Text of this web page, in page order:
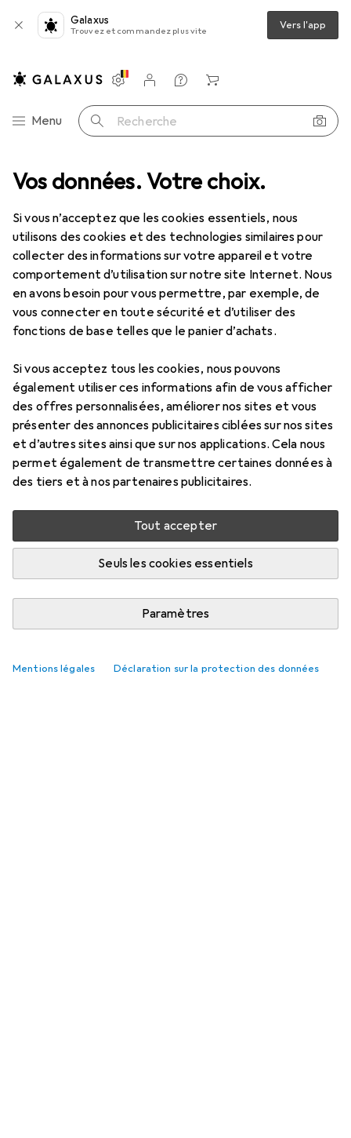
Vos données. Votre choix.
Si vous n’acceptez que les cookies essentiels, nous
utilisons des cookies et des technologies similaires pour
collecter des informations sur votre appareil et votre
comportement d’utilisation sur notre site Internet. Nous
en avons besoin pour vous permettre, par exemple, de
vous connecter en toute sécurité et d’utiliser des
fonctions de base telles que le panier d’achats.
Si vous acceptez tous les cookies, nous pouvons
également utiliser ces informations afin de vous afficher
des offres personnalisées, améliorer nos sites et vous
présenter des annonces publicitaires ciblées sur nos sites
et d’autres sites ainsi que sur nos applications. Cela nous
permet également de transmettre certaines données à
des tiers et à nos partenaires publicitaires.
Tout accepter
Seuls les cookies essentiels
Paramètres
Mentions légales Déclaration sur la protection des données
Galaxus
Trouvez et commandez plus vite Vers l'app
Navigation par catégorie
Menu Recherche
Paramètres
Compte client
Listes de comparaison
Listes d'envies
Panier
+ jardin Machines + ateliers Outils Outils de ponçage
Outils de ponçage
DécouvrirForum
Best-seller
Râpes + limes les mieux notés